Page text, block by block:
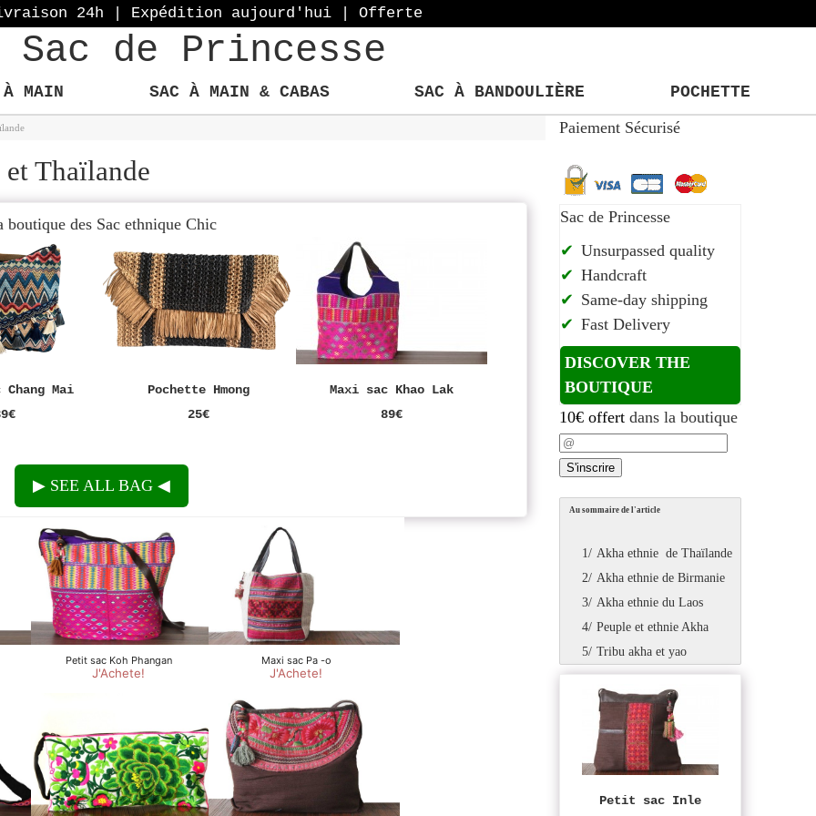
Sac de Princesse
À MAIN SAC À MAIN & CABAS SAC À BANDOULIÈRE POCHETTE
Thaïlande
boutique des Sac ethnique Chic
Mai
Pochette Hmong
25€
Maxi sac Khao Lak
89€
SEE ALL BAG
Paiement Sécurisé
Sac de Princesse
Unsurpassed quality
Handcraft
Same-day shipping
Fast Delivery
DISCOVER THE
BOUTIQUE
10€ offert dans la boutique
Au sommaire de l'article
1/ Akha ethnie de Thaïlande
2/ Akha ethnie de Birmanie
3/ Akha ethnie du Laos
4/ Peuple et ethnie Akha
5/ Tribu akha et yao
Petit sac Inle
24h | Expédition aujourd'hui | Offerte